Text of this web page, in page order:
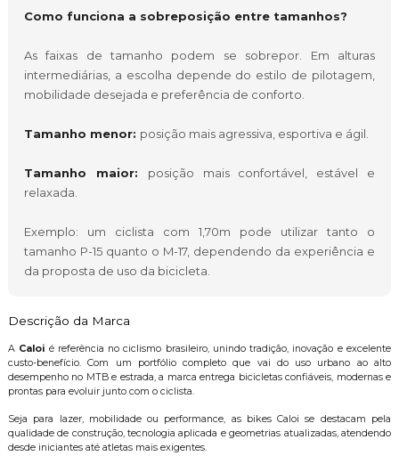
Como funciona a sobreposição entre tamanhos?
As faixas de tamanho podem se sobrepor. Em alturas
intermediárias, a escolha depende do estilo de pilotagem,
mobilidade desejada e preferência de conforto.
Tamanho menor: posição mais agressiva, esportiva e ágil.
Tamanho maior: posição mais confortável, estável e
relaxada.
Exemplo: um ciclista com 1,70m pode utilizar tanto o
tamanho P-15 quanto o M-17, dependendo da experiência e
da proposta de uso da bicicleta.
Descrição da Marca
A Caloi é referência no ciclismo brasileiro, unindo tradição, inovação e excelente
custo-benefício. Com um portfólio completo que vai do uso urbano ao alto
desempenho no MTB e estrada, a marca entrega bicicletas confiáveis, modernas e
prontas para evoluir junto com o ciclista.
Seja para lazer, mobilidade ou performance, as bikes Caloi se destacam pela
qualidade de construção, tecnologia aplicada e geometrias atualizadas, atendendo
desde iniciantes até atletas mais exigentes.